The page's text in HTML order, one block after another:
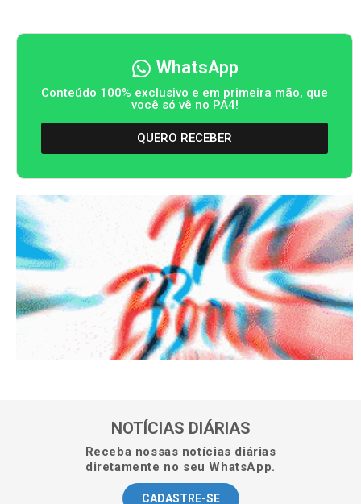
WhatsApp
Conteúdo 100% exclusivo e em primeira mão, que
você só vê no PA4!
QUERO RECEBER
NOTÍCIAS DIÁRIAS
Receba nossas notícias diárias
diretamente no seu WhatsApp.
CADASTRE-SE